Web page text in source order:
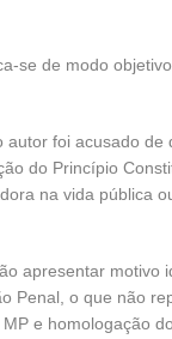
se de modo
foi acusado de
do Princípio
na vida pública
apresentar motivo
Penal, o que não
e homologação